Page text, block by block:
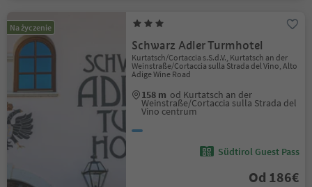
Na życzenie
Schwarz Adler Turmhotel
Kurtatsch/Cortaccia s.S.d.V., Kurtatsch an der
Weinstraße/Cortaccia sulla Strada del Vino, Alto
Adige Wine Road
158 m od Kurtatsch an der
Weinstraße/Cortaccia sulla Strada del
Vino centrum
Südtirol Guest Pass
Od 186€